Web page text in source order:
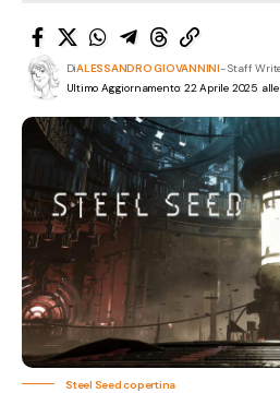
Ultimo Aggiornamento: 22 Aprile 2025 alle
DiALESSANDRO GIOVANNINI- Staff
Steel Seed copertina